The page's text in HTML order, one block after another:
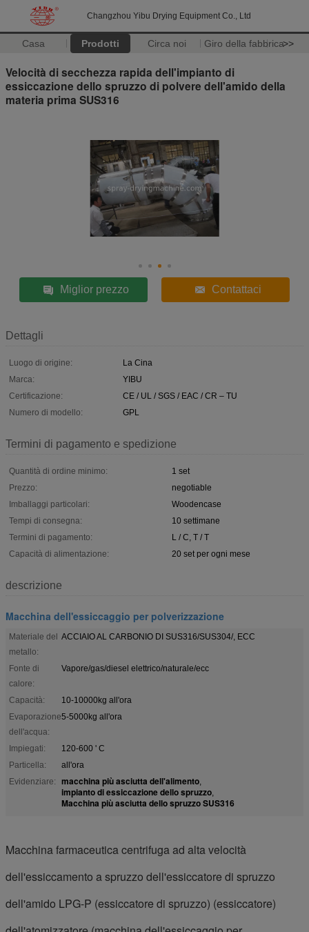
Changzhou Yibu Drying Equipment Co., Ltd
Casa Prodotti Circa noi Giro della fabbrica>>
Velocità di secchezza rapida dell'impianto di
essiccazione dello spruzzo di polvere dell'amido della
materia prima SUS316
Miglior prezzo Contattaci
Dettagli
Luogo di origine:
La Cina
Marca:
YIBU
Certificazione:
CE / UL / SGS / EAC / CR – TU
Numero di modello:
GPL
Termini di pagamento e spedizione
Quantità di ordine minimo:
1 set
Prezzo:
negotiable
Imballaggi particolari:
Woodencase
Tempi di consegna:
10 settimane
Termini di pagamento:
L / C, T / T
Capacità di alimentazione:
20 set per ogni mese
descrizione
Macchina dell'essiccaggio per polverizzazione
Materiale del
metallo:
ACCIAIO AL CARBONIO DI SUS316/SUS304/, ECC
Fonte di
calore:
Vapore/gas/diesel elettrico/naturale/ecc
Capacità:
10-10000kg all'ora
Evaporazione
dell'acqua:
5-5000kg all'ora
Impiegati:
120-600 ' C
Particella:
all'ora
Evidenziare:
macchina più asciutta dell'alimento,
impianto di essiccazione dello spruzzo,
Macchina più asciutta dello spruzzo SUS316
Macchina farmaceutica centrifuga ad alta velocità
dell'essiccamento a spruzzo dell'essiccatore di spruzzo
dell'amido LPG-P (essiccatore di spruzzo) (essiccatore)